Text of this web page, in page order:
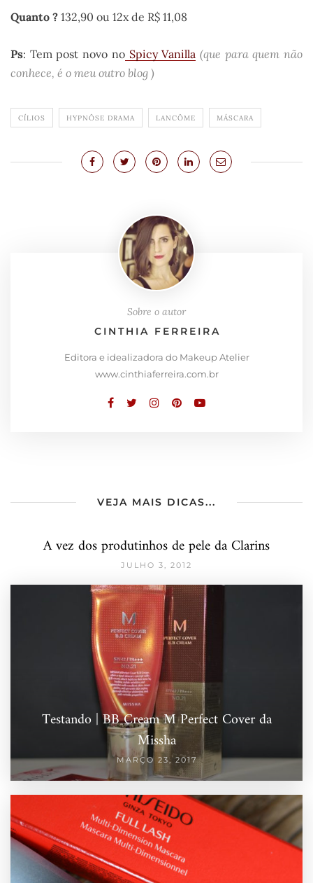
Quanto ? 132,90 ou 12x de R$ 11,08
Ps: Tem post novo noSpicy Vanilla (que para quem não
conhece, é o meu outro blog )
CÍLIOS HYPNÔSE DRAMA LANCÔME MÁSCARA
Sobre o autor
CINTHIA FERREIRA
Editora e idealizadora do Makeup Atelier
www.cinthiaferreira.com.br
VEJA MAIS DICAS...
A vez dos produtinhos de pele da Clarins
JULHO 3, 2012
Testando | BB Cream M Perfect Cover da
Missha
MARÇO 23, 2017